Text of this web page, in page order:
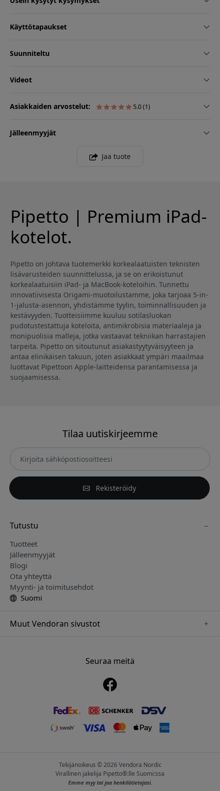
Käyttötapaukset
Suunniteltu
Videot
Asiakkaiden arvostelut: 5.0 (1)
Jälleenmyyjät
Jaa tuote
Pipetto | Premium iPad-
kotelot.
Pipetto on johtava tuotemerkki korkealaatuisten teknisten
lisävarusteiden suunnittelussa, ja se on erikoistunut
korkealaatuisiin iPad- ja MacBook-koteloihin. Tunnettu
innovatiivisesta Origami-muotoilustamme, joka tarjoaa 5-in-
1-jalusta-asennon, yhdistämme tyylin, toiminnallisuuden ja
kestävyyden. Tuotteisiimme kuuluu sotilasluokan
pudotustestattuja koteloita, antimikrobisia materiaaleja ja
monipuolisia malleja, jotka vastaavat tekniikan harrastajien
tarpeita. Pipetto on sitoutunut asiakastyytyväisyyteen ja
antaa elinikäisen takuun, joten asiakkaat ympäri maailmaa
luottavat Pipettoon Apple-laitteidensa parantamisessa ja
suojaamisessa.
Tilaa uutiskirjeemme
Rekisteröidy
Tutustu
Tuotteet
Jälleenmyyjät
Blogi
Ota yhteyttä
Myynti- ja toimitusehdot
Suomi
Muut Vendoran sivustot
www.myfirst.se
Seuraa meitä
Tekijänoikeus © 2026 Vendora Nordic
Virallinen jakelija Pipetto®:lle Suomi:ssa
Emme myy tai jaa henkilötietojasi.